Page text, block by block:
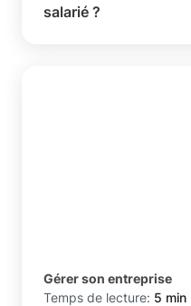
salarié ?
Gérer son entreprise
Temps de lecture: 5 min